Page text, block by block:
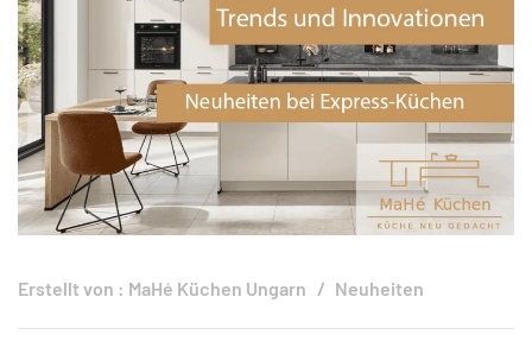
Erstellt von : MaHé Küchen Ungarn Neuheiten